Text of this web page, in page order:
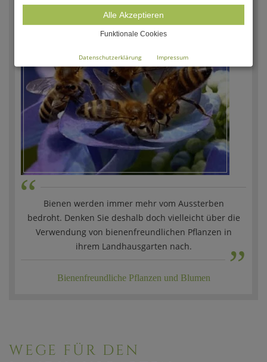
“
Bienen werden immer mehr vom Aussterben
bedroht. Denken Sie deshalb doch vielleicht über die
Verwendung von bienenfreundlichen Pflanzen in
ihrem Landhausgarten nach.
„
Bienenfreundliche Pflanzen und Blumen
WEGE FÜR DEN
Alle Akzeptieren
Funktionale Cookies
Datenschutzerklärung Impressum